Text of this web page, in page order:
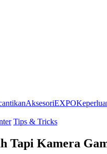
AksesoriEXPO
Tips & Tricks
Tapi Kamera